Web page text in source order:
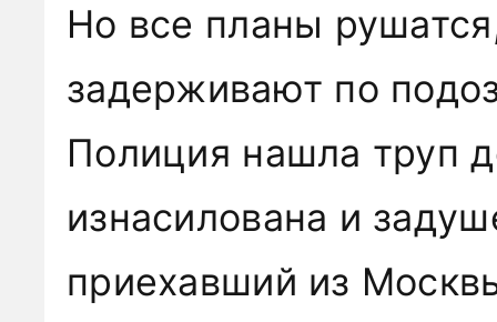
Но все планы
задерживают по
Полиция нашла труп
изнасилована и
приехавший из